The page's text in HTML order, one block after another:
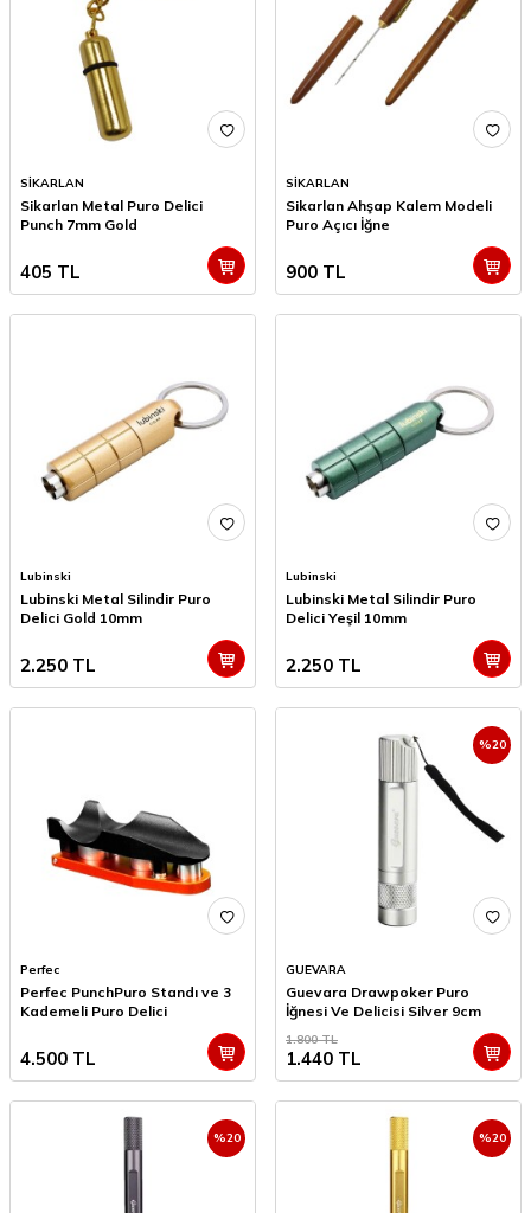
SİKARLAN
Sikarlan Metal Puro Delici
Punch 7mm Gold
405 TL
SİKARLAN
Sikarlan Ahşap Kalem Modeli
Puro Açıcı İğne
900 TL
Lubinski
Lubinski Metal Silindir Puro
Delici Gold 10mm
2.250 TL
Lubinski
Lubinski Metal Silindir Puro
Delici Yeşil 10mm
2.250 TL
Perfec
Perfec PunchPuro Standı ve 3
Kademeli Puro Delici
4.500 TL
%20
GUEVARA
Guevara Drawpoker Puro
İğnesi Ve Delicisi Silver 9cm
1.800TL
1.440 TL
%20 %20